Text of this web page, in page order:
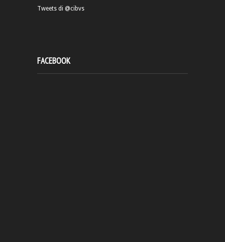
Tweets di @cibvs
FACEBOOK